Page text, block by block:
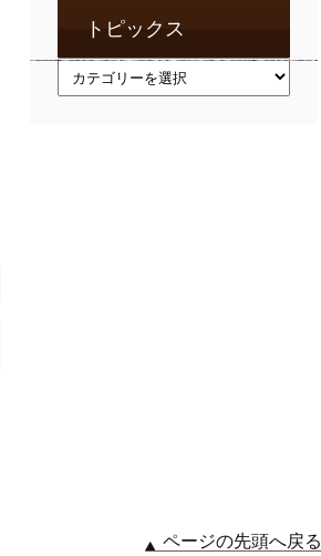
トピックス
ページの先頭へ戻る